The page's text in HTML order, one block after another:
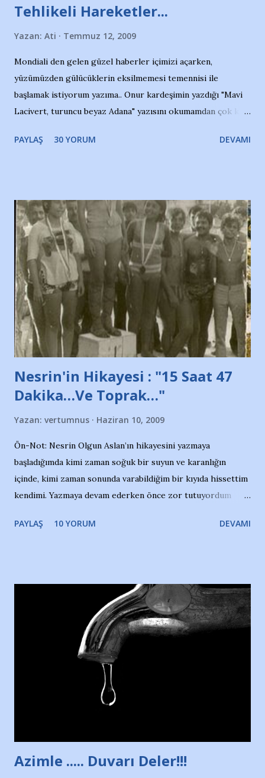
Tehlikeli Hareketler...
Yazan: Ati Temmuz 12, 2009
Mondiali den gelen güzel haberler içimizi açarken,
yüzümüzden gülücüklerin eksilmemesi temennisi ile
başlamak istiyorum yazıma.. Onur kardeşimin yazdığı "Mavi
Lacivert, turuncu beyaz Adana" yazısını okumamdan çok kısa
irkildim.. "Bursasporlu taraftarlar, İstanbul takımlarının
ve ürünlerini Bursa şehrinde görmek istemediklerini bir
protesto eylemiyle açıkladıklarını bildiriyordu.. Bu grup
adına açıklama yapan şahsı muhterem(!) ''Açık ve net olarak
söylüyoruz. Bu son uyarımızdır. Bunun yanısıra, bu takımlara
ait tanıtıcı ilanların asılmasına izin veren Bursa Büyükşehir
Belediyesi ile mağazaların bulunduğu alışveriş merkezlerini
de kınıyoruz'' diye de eklemiş .. Blogumuzda okuduğum bu
yazının hemen ardından bu habe...
PAYLAŞ 30 YORUM DEVAMI
Nesrin'in Hikayesi : "15 Saat 47
Dakika…Ve Toprak…"
Yazan: vertumnus Haziran 10, 2009
Ön-Not: Nesrin Olgun Aslan’ın hikayesini yazmaya
başladığımda kimi zaman soğuk bir suyun ve karanlığın
içinde, kimi zaman sonunda varabildiğim bir kıyıda hissettim
kendimi. Yazmaya devam ederken önce zor tutuyordum
Yazımı, ağlayarak bitirebildim ancak…Kendisinin web
Nesrin’in Hikayesi’ne başlıyorum… 1964 Adana Yüzme
havuzunun kenarında 7 yaşında kara kuru bir kız çocuğu
duruyor. Havuzun içinde Adana Demirspor Kulübü
yüzücüleri. Erkekler çoğunlukta. Küçük kız etrafına bakıyor.
Sadece 4 kız çocuğu var. Nesrin, Adana Demirspor’un 4
kızından biri oluyor o gün…Giriyor havuza. 1973 – 1975
Adana Nesrin, 16 yaşında. Yüzüyor. 7 yaşında girdiği
Türkiye 3.lüğü var. 17 yaşında mar...
PAYLAŞ 10 YORUM DEVAMI
Azimle ..... Duvarı Deler!!!